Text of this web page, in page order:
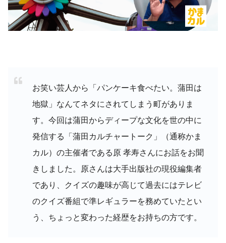
お笑い芸人から「パンケーキ食べたい。蒲田は
地獄」なんてネタにされてしまう町がありま
す。今回は蒲田からディープな文化を世の中に
発信する「蒲田カルチャートーク」（通称かま
カル）の主催者である原 孝寿さんにお話をお聞
きしました。原さんは大手出版社の現役編集者
であり、クイズの趣味が高じて過去にはテレビ
のクイズ番組で準レギュラーを務めていたとい
う、ちょっと変わった経歴をお持ちの方です。